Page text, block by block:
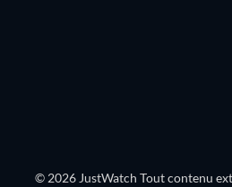
© 2026 JustWatch Tout contenu